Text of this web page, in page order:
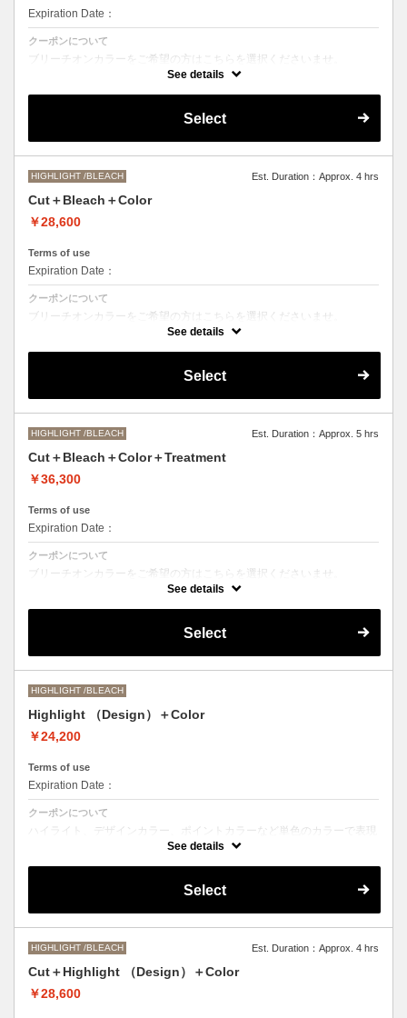
Expiration Date：
クーポンについて
ブリーチオンカラーをご希望の方はこちらを選択くださいませ。
イクロバブルシャンプー込み
で、料金が前後する場合がございます。
現できない場合がございます。
●髪の長さにより別途ロング料金を頂戴いたします。
See details
Select
HIGHLIGHT /BLEACH Est. Duration：Approx. 4 hrs
Cut＋Bleach＋Color
￥28,600
Terms of use
Expiration Date：
クーポンについて
ブリーチオンカラーをご希望の方はこちらを選択くださいませ。
で、料金が前後する場合がございます。
M ¥＋1100 L¥＋1650 LL¥＋2200
See details
Select
HIGHLIGHT /BLEACH Est. Duration：Approx. 5 hrs
Cut＋Bleach＋Color＋Treatment
￥36,300
Terms of use
Expiration Date：
クーポンについて
ブリーチオンカラーをご希望の方はこちらを選択くださいませ。
イクロバブルシャンプー込み
で、料金が前後する場合がございます。
現できない場合がございます。
●髪の長さにより別途ロング料金を頂戴いたします。
See details
Select
HIGHLIGHT /BLEACH
Highlight （Design）＋Color
￥24,200
Terms of use
Expiration Date：
クーポンについて
ハイライト、デザインカラー、ポイントカラーなど単色のカラーで表現
できないデザインをご希望の方はこちらのメニューをお選びください。
●ご希望の色やカラー履歴、デザインによっては１度のブリーチでは表
施術時間、料金が前後する場合がございます。
M ¥＋550 L¥＋1100 LL¥＋2200
See details
Select
HIGHLIGHT /BLEACH Est. Duration：Approx. 4 hrs
Cut＋Highlight （Design）＋Color
￥28,600